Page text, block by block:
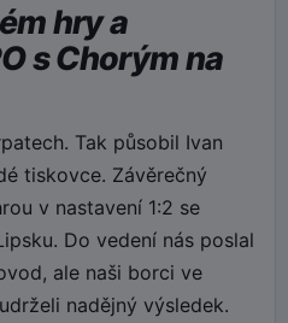
hry a
s Chorým na
Tak působil Ivan
tiskovce. Závěrečný
v nastavení 1:2 se
Do vedení nás poslal
ale naši borci ve
nadějný výsledek.